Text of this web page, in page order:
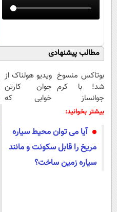
مطالب پیشنهادی
بوتاکس منسوخ
شد! با کرم
جوانساز
جلبک10،12سال
شو50%تخفیف
ویدیو هولناک از
جوان کارتن
خوابی که
بیشتر بخوانید:
آیا می توان محیط سیاره
مریخ را قابل سکونت و مانند
سیاره زمین ساخت؟